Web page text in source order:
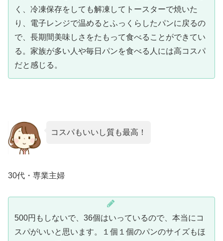
く、冷凍保存をしても解凍してトースターで焼いた
り、電子レンジで温めるとふっくらしたパンに戻るの
で、長期間美味しさをたもって食べることができてい
る。家族が多い人や毎日パンを食べる人には高コスパ
だと感じる。
コスパもいいし質も最高！
30代・専業主婦
500円もしないで、36個はいっているので、本当にコ
スパがいいと思います。１個１個のパンのサイズもほ